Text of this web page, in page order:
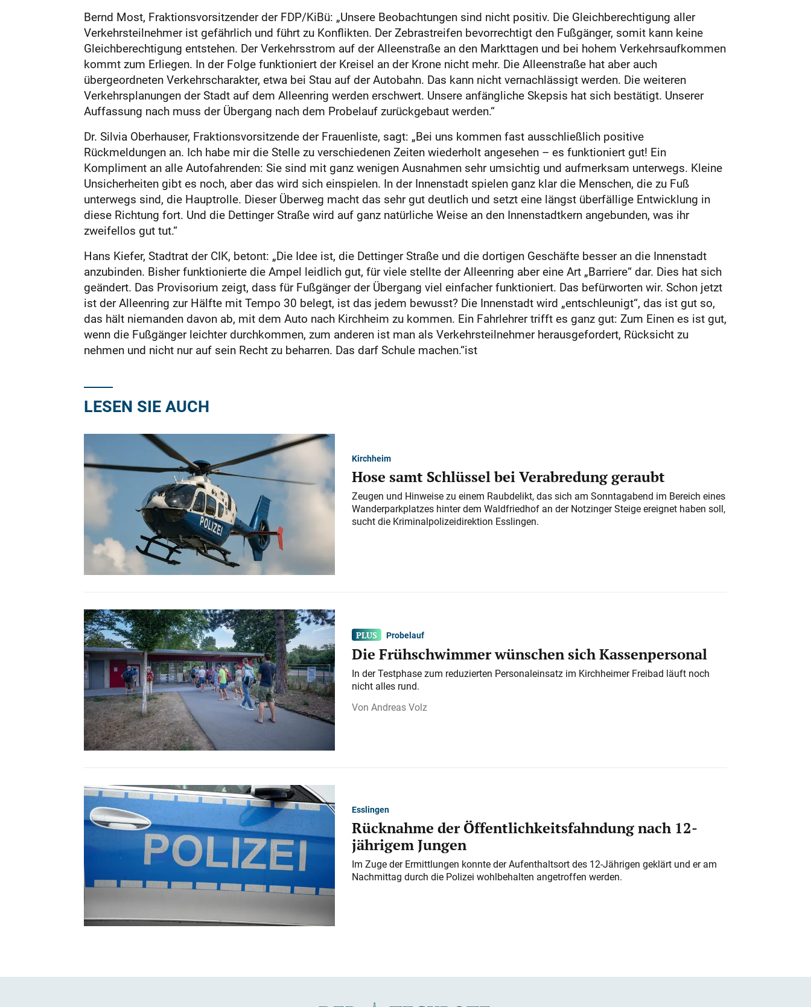
Bernd Most, Fraktionsvorsitzender der FDP/KiBü: „Unsere Beobachtungen sind nicht positiv. Die Gleichberechtigung aller
Verkehrsteilnehmer ist gefährlich und führt zu Konflikten. Der Zebrastreifen bevorrechtigt den Fußgänger, somit kann keine
Gleichberechtigung entstehen. Der Verkehrsstrom auf der Alleenstraße an den Markttagen und bei hohem Verkehrsaufkommen
kommt zum Erliegen. In der Folge funktioniert der Kreisel an der Krone nicht mehr. Die Alleenstraße hat aber auch
übergeordneten Verkehrscharakter, etwa bei Stau auf der Autobahn. Das kann nicht vernachlässigt werden. Die weiteren
Verkehrsplanungen der Stadt auf dem Alleenring werden erschwert. Unsere anfängliche Skepsis hat sich bestätigt. Unserer
Auffassung nach muss der Übergang nach dem Probelauf zurückgebaut werden.“
Dr. Silvia Oberhauser, Fraktionsvorsitzende der Frauenliste, sagt: „Bei uns kommen fast ausschließlich positive
Rückmeldungen an. Ich habe mir die Stelle zu verschiedenen Zeiten wiederholt angesehen – es funktioniert gut! Ein
Kompliment an alle Autofahrenden: Sie sind mit ganz wenigen Ausnahmen sehr umsichtig und aufmerksam unterwegs. Kleine
Unsicherheiten gibt es noch, aber das wird sich einspielen. In der Innenstadt spielen ganz klar die Menschen, die zu Fuß
unterwegs sind, die Hauptrolle. Dieser Überweg macht das sehr gut deutlich und setzt eine längst überfällige Entwicklung in
diese Richtung fort. Und die Dettinger Straße wird auf ganz natürliche Weise an den Innenstadtkern angebunden, was ihr
zweifellos gut tut.“
Hans Kiefer, Stadtrat der CIK, betont: „Die Idee ist, die Dettinger Straße und die dortigen Geschäfte besser an die Innenstadt
anzubinden. Bisher funktionierte die Ampel leidlich gut, für viele stellte der Alleenring aber eine Art „Barriere“ dar. Dies hat sich
geändert. Das Provisorium zeigt, dass für Fußgänger der Übergang viel einfacher funktioniert. Das befürworten wir. Schon jetzt
ist der Alleenring zur Hälfte mit Tempo 30 belegt, ist das jedem bewusst? Die Innenstadt wird „entschleunigt“, das ist gut so,
das hält niemanden davon ab, mit dem Auto nach Kirchheim zu kommen. Ein Fahrlehrer trifft es ganz gut: Zum Einen es ist gut,
wenn die Fußgänger leichter durchkommen, zum anderen ist man als Verkehrsteilnehmer he­rausgefordert, Rücksicht zu
nehmen und nicht nur auf sein Recht zu beharren. Das darf Schule machen.“ist
LESEN SIE AUCH
Kirchheim
Hose samt Schlüssel bei Verabredung geraubt
Zeugen und Hinweise zu einem Raubdelikt, das sich am Sonntagabend im Bereich eines
Wanderparkplatzes hinter dem Waldfriedhof an der Notzinger Steige ereignet haben soll,
sucht die Kriminalpolizeidirektion Esslingen.
Probelauf
Die Frühschwimmer wünschen sich Kassenpersonal
In der Testphase zum reduzierten Personaleinsatz im Kirchheimer Freibad läuft noch
nicht alles rund.
Andreas Volz
Esslingen
Rücknahme der Öffentlichkeitsfahndung nach 12-
jährigem Jungen
Im Zuge der Ermittlungen konnte der Aufenthaltsort des 12-Jährigen geklärt und er am
Nachmittag durch die Polizei wohlbehalten angetroffen werden.